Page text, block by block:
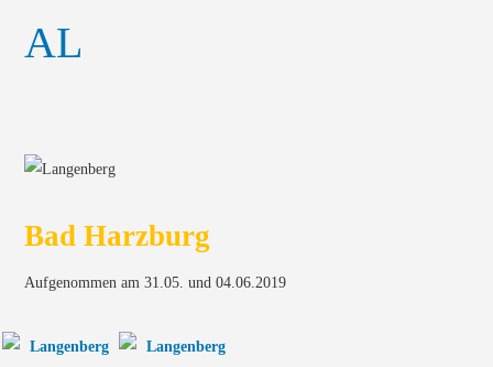
Bad Harzburg
Aufgenommen am 31.05. und 04.06.2019